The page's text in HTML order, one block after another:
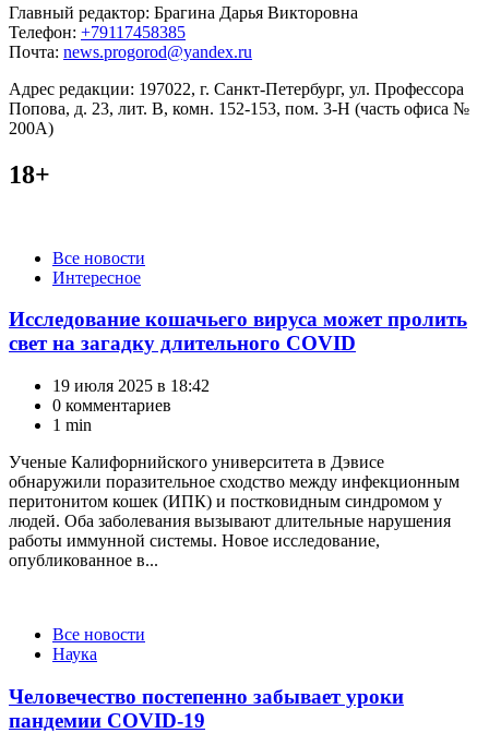
Главный редактор: Брагина Дарья Викторовна
Телефон: +79117458385
Почта: news.progorod@yandex.ru
Адрес редакции: 197022, г. Санкт-Петербург, ул. Профессора
Попова, д. 23, лит. В, комн. 152-153, пом. 3-Н (часть офиса №
200А)
18+
КатегорииВсе новости
Интересное
Исследование кошачьего вируса может пролить
свет на загадку длительного COVID
19 июля 2025 в 18:42
0 комментариев
1 min
Ученые Калифорнийского университета в Дэвисе
обнаружили поразительное сходство между инфекционным
перитонитом кошек (ИПК) и постковидным синдромом у
людей. Оба заболевания вызывают длительные нарушения
работы иммунной системы. Новое исследование,
опубликованное в...
КатегорииВсе новости
Наука
Человечество постепенно забывает уроки
пандемии COVID-19